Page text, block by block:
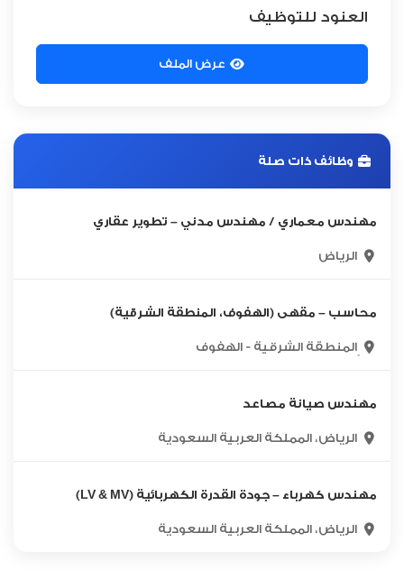
العنود للتوظيف
عرض الملف
وظائف ذات صلة
مهندس معماري / مهندس مدني – تطوير عقاري
الرياض
محاسب – مقهى (الهفوف، المنطقة الشرقية)
ٍالمنطقة الشرقية - الهفوف
مهندس صيانة مصاعد
الرياض، المملكة العربية السعودية
مهندس كهرباء – جودة القدرة الكهربائية (LV & MV)
الرياض، المملكة العربية السعودية